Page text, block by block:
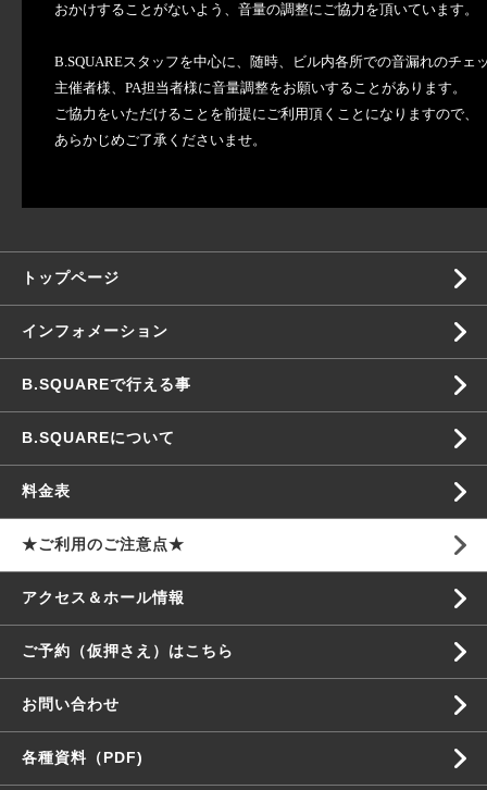
おかけすることがないよう、音量の調整にご協力を頂いています。
B.SQUAREスタッフを中心に、随時、ビル内各所での音漏れのチェ
主催者様、PA担当者様に音量調整をお願いすることがあります。
ご協力をいただけることを前提にご利用頂くことになりますので、
あらかじめご了承くださいませ。
トップページ
インフォメーション
B.SQUAREで行える事
B.SQUAREについて
料金表
★ご利用のご注意点★
アクセス＆ホール情報
ご予約（仮押さえ）はこちら
お問い合わせ
各種資料（PDF)